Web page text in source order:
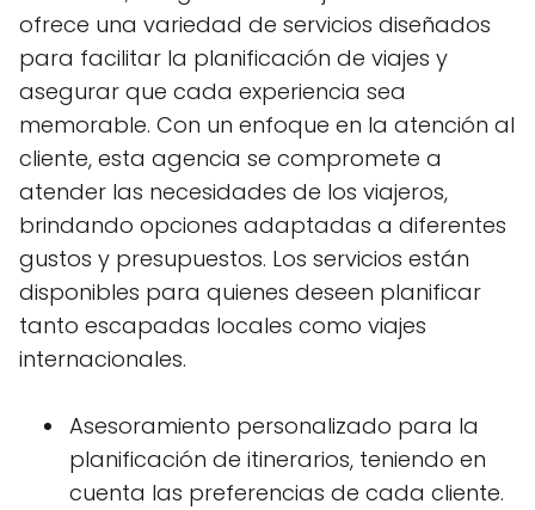
ofrece una variedad de servicios diseñados
para facilitar la planificación de viajes y
asegurar que cada experiencia sea
memorable. Con un enfoque en la atención al
cliente, esta agencia se compromete a
atender las necesidades de los viajeros,
brindando opciones adaptadas a diferentes
gustos y presupuestos. Los servicios están
disponibles para quienes deseen planificar
tanto escapadas locales como viajes
internacionales.
Asesoramiento personalizado para la
planificación de itinerarios, teniendo en
cuenta las preferencias de cada cliente.